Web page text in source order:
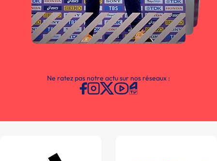
Ne ratez pas notre actu sur nos réseaux :